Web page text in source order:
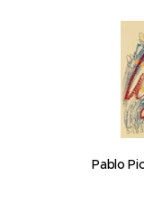
Pablo